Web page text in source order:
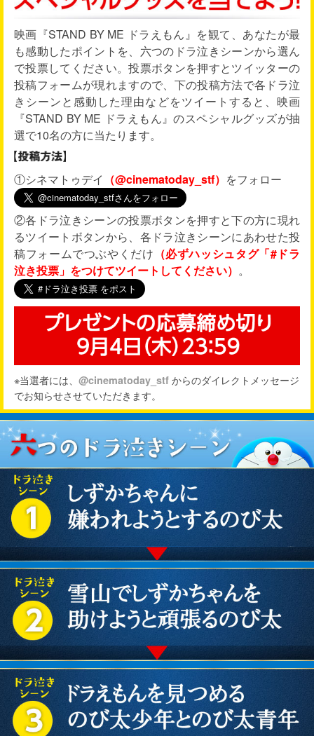
映画『STAND BY ME ドラえもん』を観て、あなたが最
も感動したポイントを、六つのドラ泣きシーンから選ん
で投票してください。投票ボタンを押すとツイッターの
投稿フォームが現れますので、下の投稿方法で各ドラ泣
きシーンと感動した理由などをツイートすると、映画
『STAND BY ME ドラえもん』のスペシャルグッズが抽
選で10名の方に当たります。
①シネマトゥデイ （@cinematoday_stf） をフォロー
②各ドラ泣きシーンの投票ボタンを押すと下の方に現れ
るツイートボタンから、各ドラ泣きシーンにあわせた投
稿フォームでつぶやくだけ （必ずハッシュタグ「#ドラ
泣き投票」をつけてツイートしてください） 。
※当選者には、 @cinematoday_stf からのダイレクトメッセージ
でお知らせさせていただきます。